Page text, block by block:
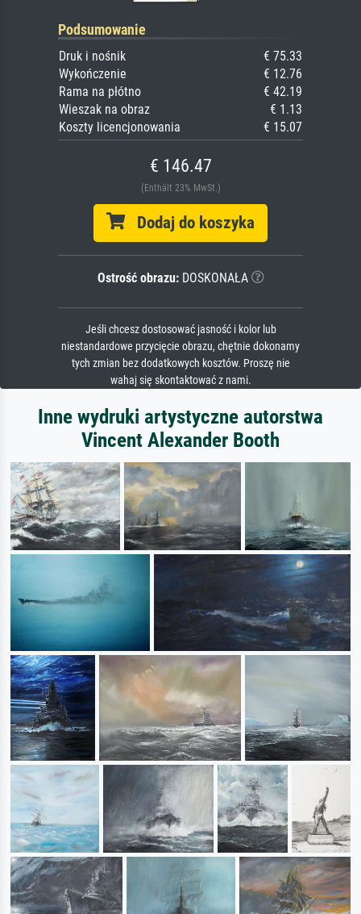
Podsumowanie
Druk i nośnik
€ 75.33
Wykończenie
€ 12.76
Rama na płótno
€ 42.19
Wieszak na obraz
€ 1.13
Koszty licencjonowania
€ 15.07
€ 146.47
(Enthält 23% MwSt.)
Dodaj do koszyka
Ostrość obrazu:DOSKONAŁA
Jeśli chcesz dostosować jasność i kolor lub
niestandardowe przycięcie obrazu, chętnie dokonamy
tych zmian bez dodatkowych kosztów. Proszę nie
wahaj się skontaktować z nami.
Inne wydruki artystyczne autorstwa
Vincent Alexander Booth